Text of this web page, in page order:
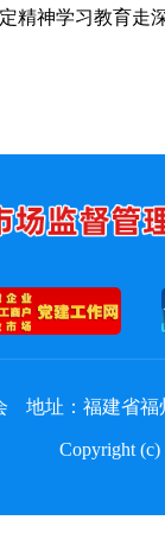
精神学习教育走
地址：福建省福
Copyright